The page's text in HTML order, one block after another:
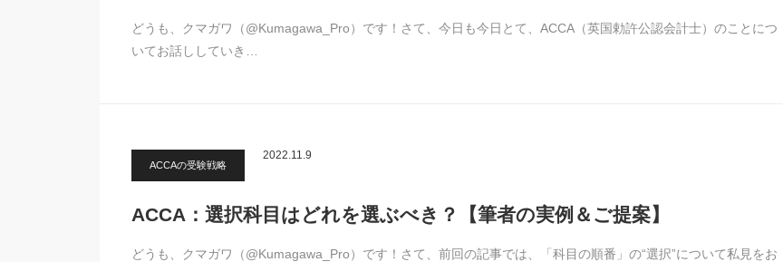
どうも、クマガワ（@Kumagawa_Pro）です！さて、今日も今日とて、ACCA（英国勅許公認会計士）のことにつ
いてお話ししていき…
ACCAの受験戦略
2022.11.9
ACCA：選択科目はどれを選ぶべき？【筆者の実例＆ご提案】
どうも、クマガワ（@Kumagawa_Pro）です！さて、前回の記事では、「科目の順番」の“選択”について私見をお